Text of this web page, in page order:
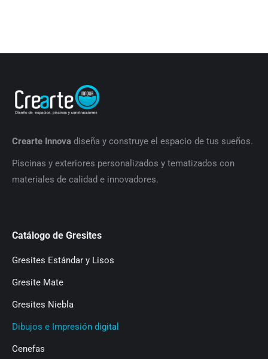
Crearte Innova diseña y construye el espacio de tus sueños.
Piscinas y exteriores personalizados y tematizados con
materiales de calidad e innovadores.
Catálogo de Gresites
Gresites Estándar y Lisos
Gresite Mate
Gresites Niebla
Dibujos e Impresión digital
Cenefas